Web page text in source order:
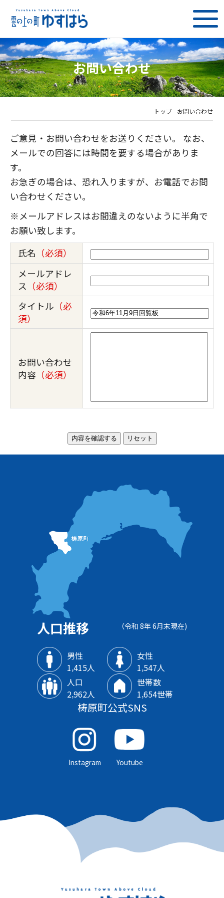
お問い合わせ
トップ - お問い合わせ
ご意見・お問い合わせをお送りください。 なお、
メールでの回答には時間を要する場合がありま
す。
お急ぎの場合は、恐れ入りますが、お電話でお問
い合わせください。
※メールアドレスはお間違えのないように半角で
お願い致します。
氏名 （必須）
メールアドレ
ス （必須）
タイトル （必
須）
お問い合わせ
内容 （必須）
人口推移 （令和 8年 6月末現在)
男性
1‚415人
女性
1‚547人
人口
2‚962人
世帯数
1‚654世帯
梼原町公式SNS
Instagram Youtube